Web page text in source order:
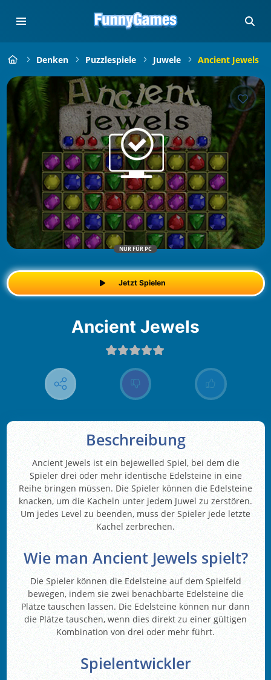
Denken Puzzlespiele Juwele Ancient Jewels
NÜR FÜR PC
Jetzt Spielen
Ancient Jewels
Beschreibung
Ancient Jewels ist ein bejewelled Spiel, bei dem die
Spieler drei oder mehr identische Edelsteine in eine
Reihe bringen müssen. Die Spieler können die Edelsteine
knacken, um die Kacheln unter jedem Juwel zu zerstören.
Um jedes Level zu beenden, muss der Spieler jede letzte
Kachel zerbrechen.
Wie man Ancient Jewels spielt?
Die Spieler können die Edelsteine auf dem Spielfeld
bewegen, indem sie zwei benachbarte Edelsteine die
Plätze tauschen lassen. Die Edelsteine können nur dann
die Plätze tauschen, wenn dies direkt zu einer gültigen
Kombination von drei oder mehr führt.
Spielentwickler